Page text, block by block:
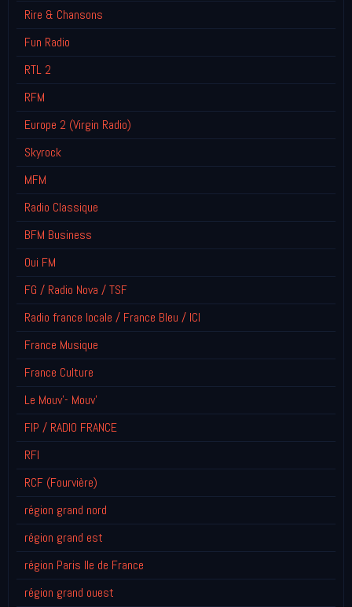
Rire & Chansons
Fun Radio
RTL 2
RFM
Europe 2 (Virgin Radio)
Skyrock
MFM
Radio Classique
BFM Business
Oui FM
FG / Radio Nova / TSF
Radio france locale / France Bleu / ICI
France Musique
France Culture
Le Mouv'- Mouv'
FIP / RADIO FRANCE
RFI
RCF (Fourvière)
région grand nord
région grand est
région Paris Ile de France
région grand ouest